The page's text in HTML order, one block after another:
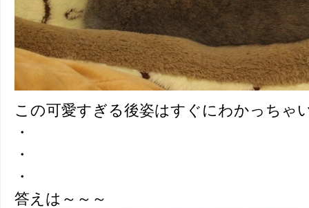
この可愛すぎる後姿はすぐにわかっちゃ
・
・
・
答えは～～～